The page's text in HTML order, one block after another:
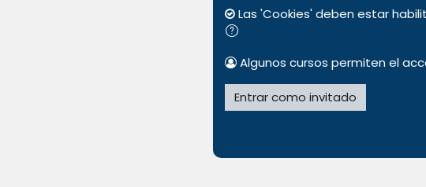
Las 'Cookies' deben estar
Algunos cursos permiten el
Entrar como invitado